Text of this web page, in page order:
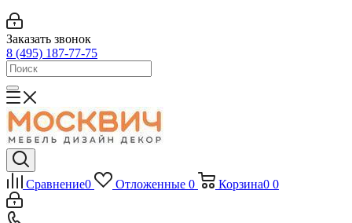
Заказать звонок
8 (495) 187-77-75
Сравнение0 Отложенные 0 Корзина0 0